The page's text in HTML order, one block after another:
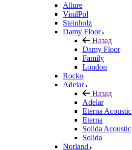
Allure
VinilPol
Steinholz
Damy Floor
Назад
Damy Floor
Family
London
Rocko
Adelar
Назад
Adelar
Eterna Acoustic
Eterna
Solida Acoustic
Solida
Norland